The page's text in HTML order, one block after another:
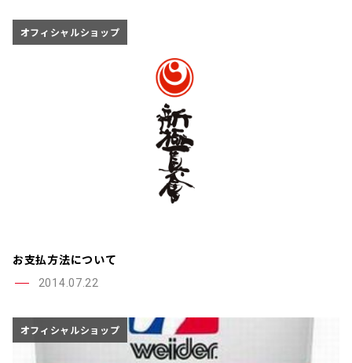
オフィシャルショップ
お支払方法について
2014.07.22
オフィシャルショップ